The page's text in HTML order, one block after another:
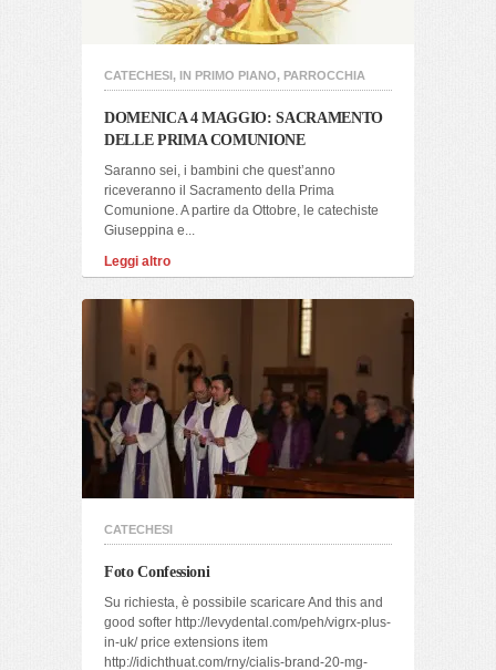
CATECHESI, IN PRIMO PIANO, PARROCCHIA
DOMENICA 4 MAGGIO: SACRAMENTO
DELLE PRIMA COMUNIONE
Saranno sei, i bambini che quest’anno
riceveranno il Sacramento della Prima
Comunione. A partire da Ottobre, le catechiste
Giuseppina e...
Leggi altro
CATECHESI
Foto Confessioni
Su richiesta, è possibile scaricare And this and
good softer http://levydental.com/peh/vigrx-plus-
in-uk/ price extensions item
http://idichthuat.com/rny/cialis-brand-20-mg-